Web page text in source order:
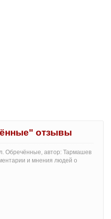
отзывы
Обречённые, автор: Тармашев
и мнения людей о